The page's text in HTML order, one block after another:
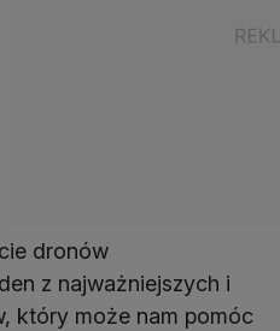
dronów
z najważniejszych i
który może nam pomóc